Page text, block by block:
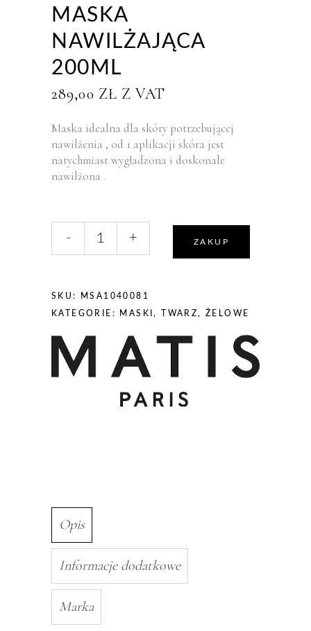
MASKA
NAWILŻAJĄCA
200ML
289,00 ZŁ Z VAT
Maska idealna dla skóry potrzebującej
nawilżenia , od 1 aplikacji skóra jest
natychmiast wygładzona i doskonale
nawilżona .
Mask
Maska
200ml
- + ZAKUP
SKU: MSA1040081
KATEGORIE: MASKI, TWARZ,ŻELOWE
Opis
Informacje dodatkowe
Marka